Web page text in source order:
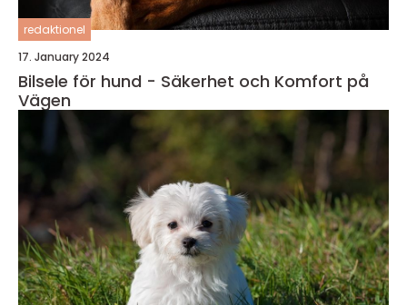
redaktionel
17. January 2024
Bilsele för hund - Säkerhet och Komfort på
Vägen